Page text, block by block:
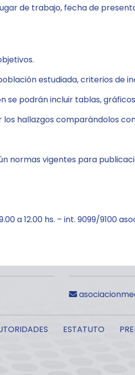
de trabajo, fecha de
estudiada, criterios de
se podrán incluir tablas,
los hallazgos comparándolos
normas vigentes para
a 12.00 hs. – int. 9099/9100
ESTATUTO